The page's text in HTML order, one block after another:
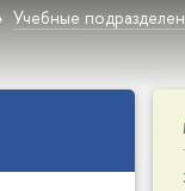
Учебные